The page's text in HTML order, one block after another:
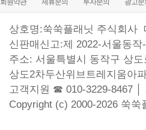
회원약관 제휴문의 투자문의 광고문
상호명:쑥쑥플래닛 주식회사
신판매신고:제 2022-서울동작
주소: 서울특별시 동작구 상
상도2차두산위브트레지움아
고객지원 ☎ 010-3229-8467 │
Copyright (c) 2000-2026 쑥